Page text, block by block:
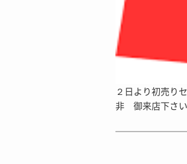
２日より初売り
非 御来店下さい